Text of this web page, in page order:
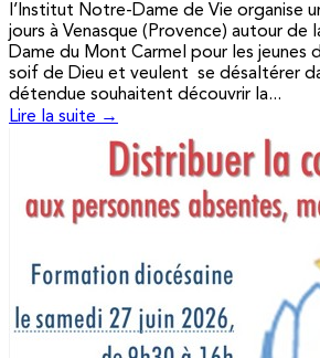
l’Institut Notre-Dame de Vie organise
jours à Venasque (Provence) autour
Dame du Mont Carmel pour les jeunes
soif de Dieu et veulent se désaltérer
détendue souhaitent découvrir la...
Lire la suite →